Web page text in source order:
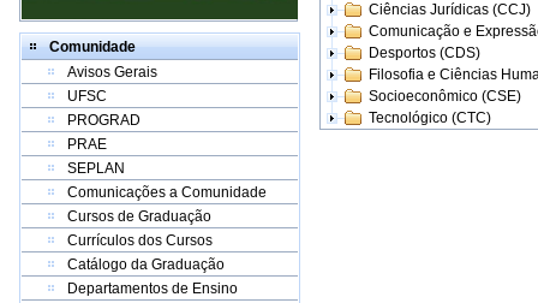
Comunidade
Avisos Gerais
UFSC
PROGRAD
PRAE
SEPLAN
Comunicações a Comunidade
Cursos de Graduação
Currículos dos Cursos
Catálogo da Graduação
Departamentos de Ensino
Ciências Jurídicas (CCJ)
Comunicação e
Desportos (CDS)
Filosofia e Ciências
Socioeconômico (CSE)
Tecnológico (CTC)